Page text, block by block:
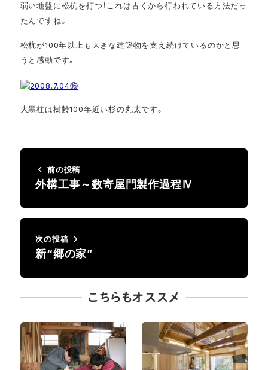
弱い地盤に松杭を打つ！これは古くから行われている方法だっ
たんですね。
松杭が100年以上も大きな建築物を支え続けているのかと思
うと感動です。
大黒柱は樹齢100年近い杉の丸太です。
前の投稿
外構工事～数寄屋門製作過程Ⅳ
次の投稿
新“郷の家”
こちらもオススメ